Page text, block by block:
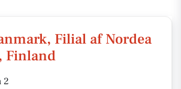
Filial af Nordea
Finland
2